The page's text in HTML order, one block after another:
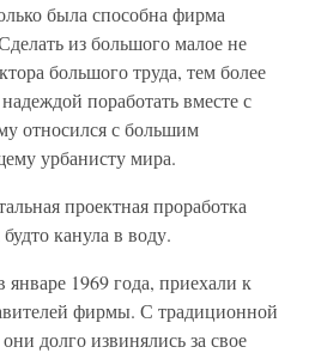
была способна фирма
из большого малое не
большого труда, тем более
поработать вместе с
относился с большим
урбанисту мира.
проектная проработка
канула в воду.
1969 года, приехали к
фирмы. С традиционной
долго извинялись за свое